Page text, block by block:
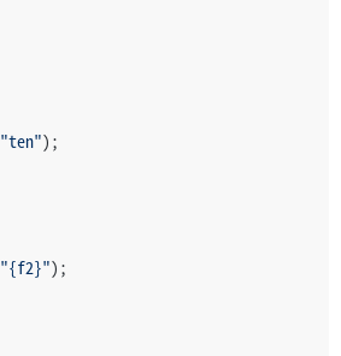
"ten");
"{f2}");